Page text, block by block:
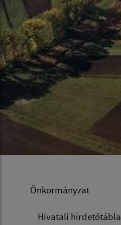
Önkormányzat
Hivatali hirdetőtábla